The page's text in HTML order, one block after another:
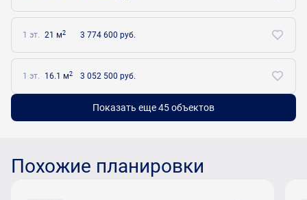
1 эт. 21 м2 3 774 600 руб.
1 эт. 16.1 м2 3 052 500 руб.
Показать еще 45 объектов
Похожие планировки